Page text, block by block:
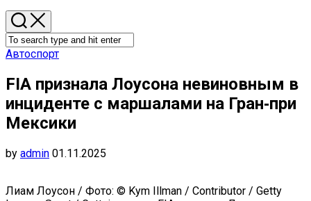
Автоспорт
FIA признала Лоусона невиновным в
инциденте с маршалами на Гран‑при
Мексики
by admin 01.11.2025
Лиам Лоусон / Фото: © Kym Illman / Contributor / Getty